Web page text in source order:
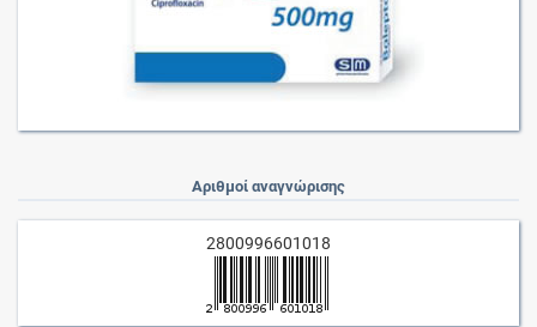
Αριθμοί αναγνώρισης
2800996601018